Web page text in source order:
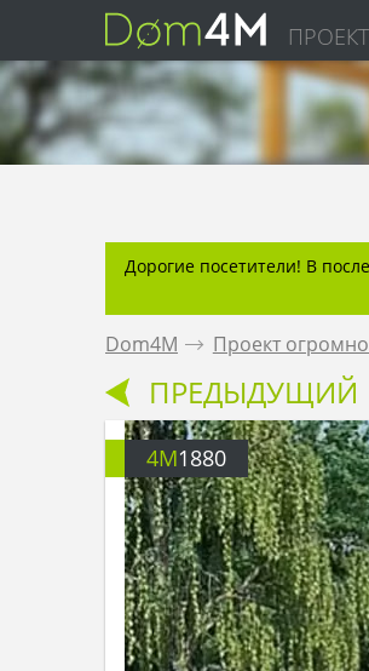
Дорогие посетители! В
Dom4M . Проект
ПРЕДЫДУЩИЙ
4M1880